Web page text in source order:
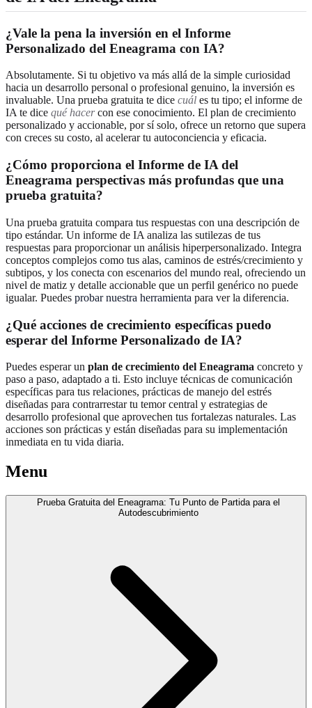
¿Vale la pena la inversión en el Informe
Personalizado del Eneagrama con IA?
Absolutamente. Si tu objetivo va más allá de la simple curiosidad
hacia un desarrollo personal o profesional genuino, la inversión es
invaluable. Una prueba gratuita te dice cuál es tu tipo; el informe de
IA te dice qué hacercon ese conocimiento. El plan de crecimiento
personalizado y accionable, por sí solo, ofrece un retorno que supera
con creces su costo, al acelerar tu autoconciencia y eficacia.
¿Cómo proporciona el Informe de IA del
Eneagrama perspectivas más profundas que una
prueba gratuita?
Una prueba gratuita compara tus respuestas con una descripción de
tipo estándar. Un informe de IA analiza las sutilezas de tus
respuestas para proporcionar un análisis hiperpersonalizado. Integra
conceptos complejos como tus alas, caminos de estrés/crecimiento y
subtipos, y los conecta con escenarios del mundo real, ofreciendo un
nivel de matiz y detalle accionable que un perfil genérico no puede
igualar. Puedes probar nuestra herramienta para ver la diferencia.
¿Qué acciones de crecimiento específicas puedo
esperar del Informe Personalizado de IA?
Puedes esperar un plan de crecimiento del Eneagrama concreto y
paso a paso, adaptado a ti. Esto incluye técnicas de comunicación
específicas para tus relaciones, prácticas de manejo del estrés
diseñadas para contrarrestar tu temor central y estrategias de
desarrollo profesional que aprovechen tus fortalezas naturales. Las
acciones son prácticas y están diseñadas para su implementación
inmediata en tu vida diaria.
Menu
Prueba Gratuita del Eneagrama: Tu Punto de Partida para el
Autodescubrimiento